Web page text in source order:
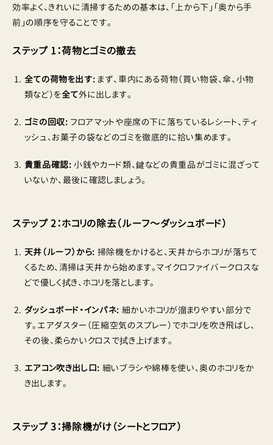
効率よく、きれいに清掃するための基本は、「上から下」「奥から手
前」の順序を守ることです。
ステップ 1：荷物とゴミの撤去
全ての荷物を出す: まず、車内にある荷物（買い物袋、傘、小物
類など）を全て外に出します。
ゴミの回収: フロアマットや座席の下に落ちているレシート、ティ
ッシュ、お菓子の袋などのゴミを徹底的に拾い集めます。
貴重品確認: 小銭やカード類、鍵などの貴重品がゴミに混ざって
いないか、最後に確認しましょう。
ステップ 2：ホコリの除去（ルーフ〜ダッシュボード）
天井（ルーフ）から: 掃除機をかけると、天井からホコリが落ちて
くるため、清掃は天井から始めます。マイクロファイバークロスな
どで優しく拭き、ホコリを落とします。
ダッシュボード・インパネ: 細かいホコリが溜まりやすい部分で
す。エアダスター（圧縮空気のスプレー）でホコリを吹き飛ばし、
その後、柔らかいクロスで拭き上げます。
エアコン吹き出し口: 細いブラシや綿棒を使い、奥のホコリをか
き出します。
ステップ 3：掃除機がけ（シートとフロア）